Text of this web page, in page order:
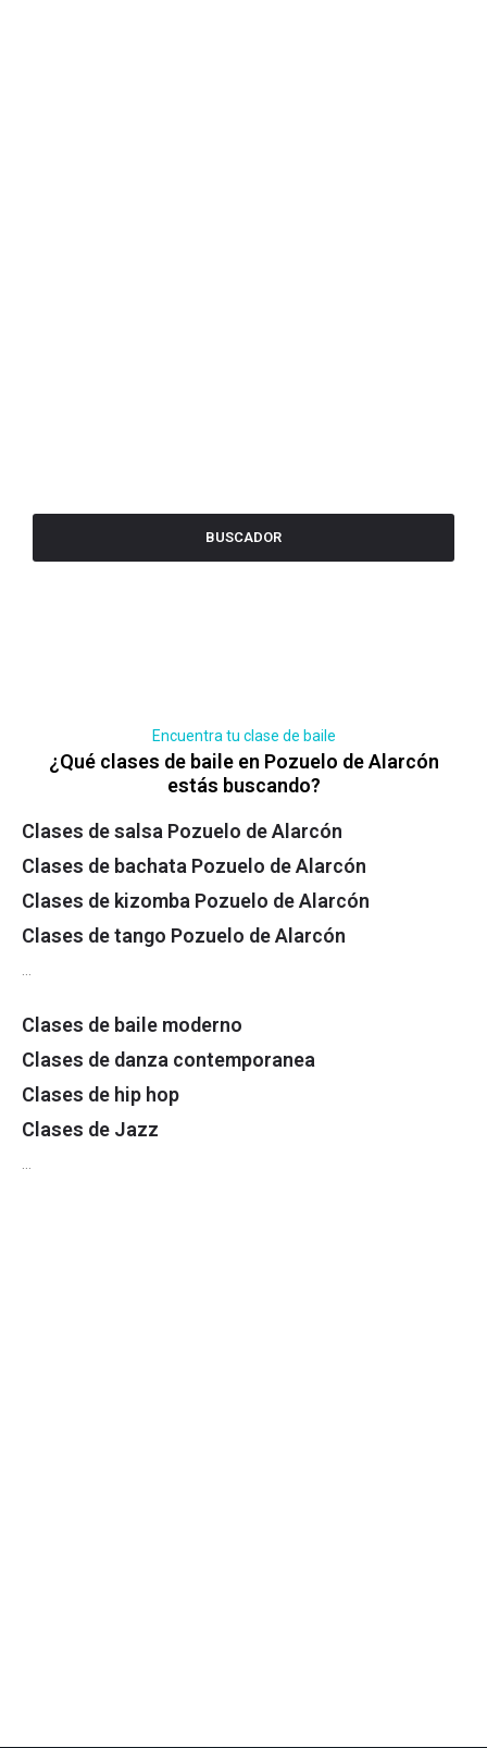
BUSCADOR
Encuentra tu clase de baile
¿Qué clases de baile en Pozuelo de Alarcón
estás buscando?
Clases de salsa Pozuelo de Alarcón
Clases de bachata Pozuelo de Alarcón
Clases de kizomba Pozuelo de Alarcón
Clases de tango Pozuelo de Alarcón
Clases de baile moderno
Clases de danza contemporanea
Clases de hip hop
Clases de Jazz